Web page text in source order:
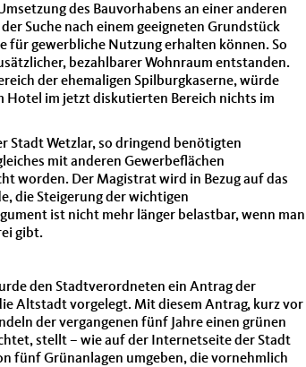
des Bauvorhabens an einer anderen
Suche nach einem geeigneten Grundstück
für gewerbliche Nutzung erhalten können. So
bezahlbarer Wohnraum entstanden.
der ehemaligen Spilburgkaserne, würde
Hotel im jetzt diskutierten Bereich nichts im
Stadt Wetzlar, so dringend benötigten
mit anderen Gewerbeflächen
worden. Der Magistrat wird in Bezug auf das
die Steigerung der wichtigen
ist nicht mehr länger belastbar, wenn man
gibt.
den Stadtverordneten ein Antrag der
Altstadt vorgelegt. Mit diesem Antrag, kurz vor
der vergangenen fünf Jahre einen grünen
stellt – wie auf der Internetseite der Stadt
fünf Grünanlagen umgeben, die vornehmlich